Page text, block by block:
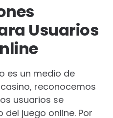
Usuarios
es un medio de
reconocemos
usuarios se
juego online. Por